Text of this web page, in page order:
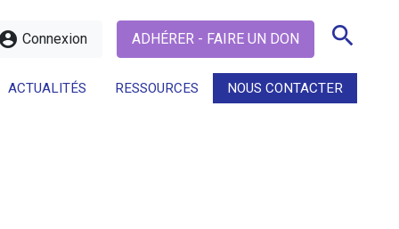
Connexion ADHÉRER - FAIRE UN DON search
ACTUALITÉS RESSOURCES NOUS CONTACTER